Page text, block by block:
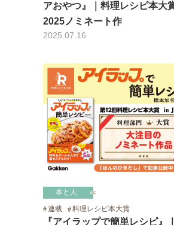
アおやつ』｜料理レシピ本大
2025ノミネート作
2025.07.16
本と人
連載
料理レシピ本大賞
『アイラップで簡単レシピ』｜